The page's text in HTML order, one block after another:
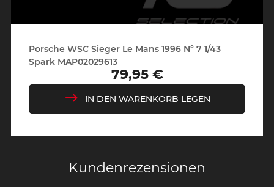
Porsche WSC Sieger Le Mans 1996 N° 7 1/43
Spark MAP02029613
Preis
79,95 €
IN DEN WARENKORB LEGEN
Kundenrezensionen